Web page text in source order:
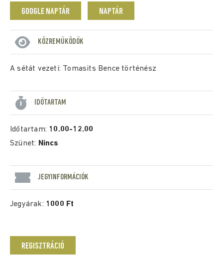
GOOGLE NAPTÁR NAPTÁR
KÖZREMŰKÖDŐK
A sétát vezeti: Tomasits Bence történész
IDŐTARTAM
Időtartam: 10.00-12.00
Szünet: Nincs
JEGYINFORMÁCIÓK
Jegyárak: 1000 Ft
REGISZTRÁCIÓ